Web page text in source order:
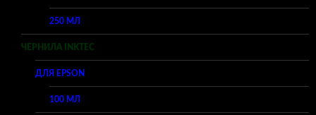
250 МЛ
ЧЕРНИЛА INKTEC
ДЛЯ EPSON
100 МЛ